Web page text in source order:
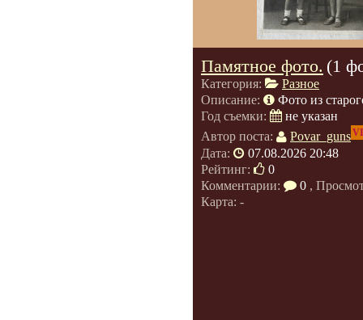
Памятное фото. (1
Категория:
Разное
Описание:
Фото из
Год съемки:
не указан
Автор поста:
Povar_guns
Дата:
07.08.2026 20:48
Рейтинг:
0
Комментарии:
0 ,
Карта: -